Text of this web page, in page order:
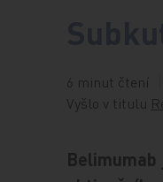
6 minut čtení
Vyšlo v titulu